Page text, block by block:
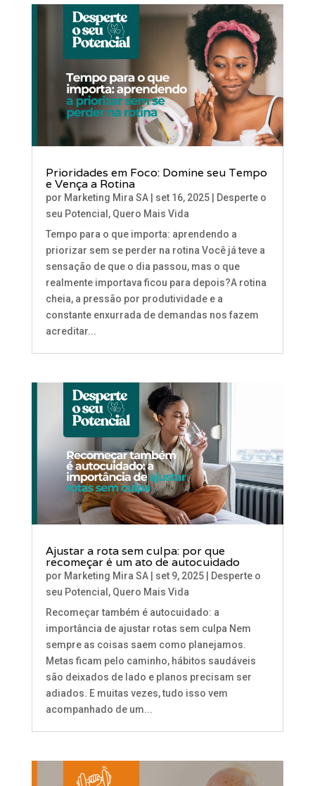
Prioridades em Foco: Domine seu Tempo
e Vença a Rotina
por Marketing Mira SA| set 16, 2025|
Desperte o
seu Potencial , Quero Mais Vida
Tempo para o que importa: aprendendo a
priorizar sem se perder na rotina Você já teve a
sensação de que o dia passou, mas o que
realmente importava ficou para depois?A rotina
cheia, a pressão por produtividade e a
constante enxurrada de demandas nos fazem
acreditar...
Ajustar a rota sem culpa: por que
recomeçar é um ato de autocuidado
por Marketing Mira SA| set 9, 2025| Desperte o
seu Potencial, Quero Mais Vida
Recomeçar também é autocuidado: a
importância de ajustar rotas sem culpa Nem
sempre as coisas saem como planejamos.
Metas ficam pelo caminho, hábitos saudáveis
são deixados de lado e planos precisam ser
adiados. E muitas vezes, tudo isso vem
acompanhado de um...